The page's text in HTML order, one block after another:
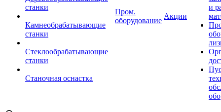
станки
Камнеобрабатывающие
станки
Стеклообрабатывающие
станки
Станочная оснастка
Пром.
оборудование
Акции
и